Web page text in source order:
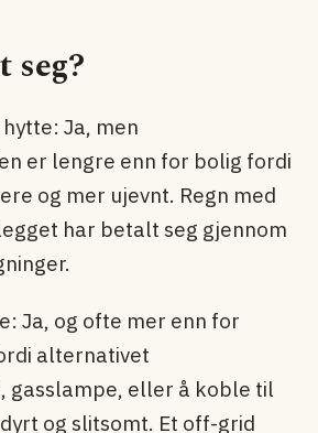
seg?
Ja, men
er lengre enn for bolig fordi
og mer ujevnt. Regn med
har betalt seg gjennom
Ja, og ofte mer enn for
alternativet
gasslampe, eller å koble til
og slitsomt. Et off-grid